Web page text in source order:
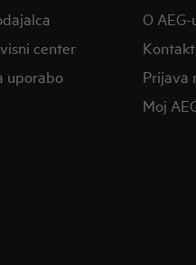
center
uporabo
O AEG-
Kontakt
Prijava
Moj